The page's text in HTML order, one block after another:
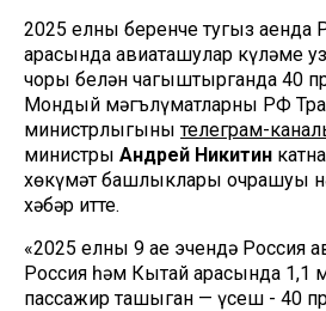
2025 елның беренче тугыз аенда
арасында авиаташулар күләме
чоры белән чагыштырганда 40
Мондый мәгълүматларны РФ
министрлыгыныңтелеграм-
министры Андрей Никитин
хөкүмәт башлыклары очрашуы
хәбәр итте.
«2025 елның 9 ае эчендә Россия
Россия һәм Кытай арасында 1,1
пассажир ташыган — үсеш - 40